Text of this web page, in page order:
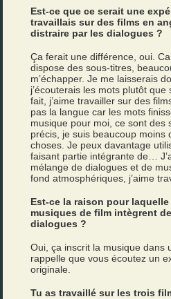
Est-ce que ce serait une
travaillais sur des films en
distraire par les dialogues ?
Ça ferait une différence, oui.
dispose des sous-titres,
m’échapper. Je me laisserais
j’écouterais les mots plutôt
fait, j’aime travailler sur des
pas la langue car les mots
musique pour moi, ce sont des
précis, je suis beaucoup moins
choses. Je peux davantage
faisant partie intégrante de…
mélange de dialogues et de
fond atmosphériques, j’aime
Est-ce la raison pour
musiques de film intègrent
dialogues ?
Oui, ça inscrit la musique dans
rappelle que vous écoutez un
originale.
Tu as travaillé sur les trois